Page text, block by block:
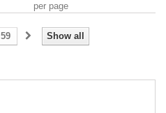
per page
Show all
59